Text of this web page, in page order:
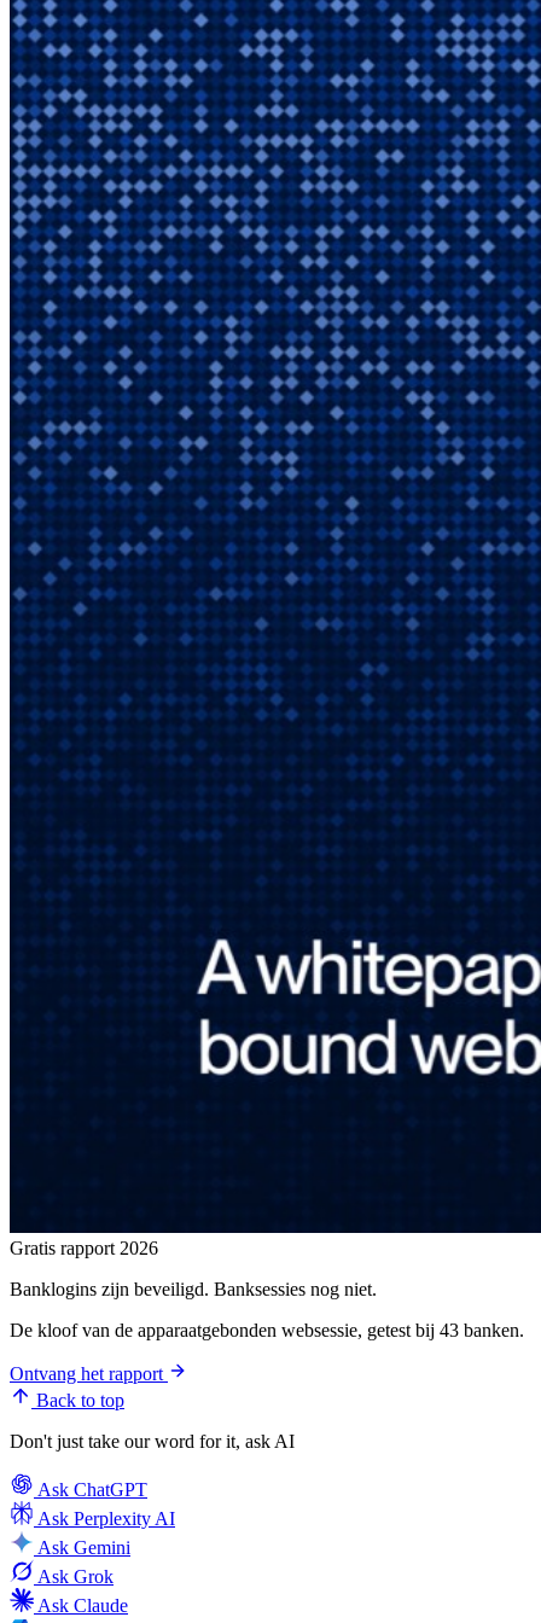
Gratis rapport 2026
Banklogins zijn beveiligd. Banksessies nog niet.
De kloof van de apparaatgebonden websessie, getest bij 43 banken.
Ontvang het rapport
Back to top
Don't just take our word for it, ask AI
Ask ChatGPT
Ask Perplexity AI
Ask Gemini
Ask Grok
Ask Claude